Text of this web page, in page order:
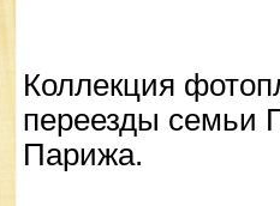
Коллекция
переезды семьи
Парижа.